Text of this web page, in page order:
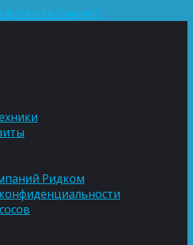
фотке за 5 минут
Ридком